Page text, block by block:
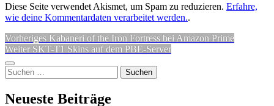
Diese Seite verwendet Akismet, um Spam zu reduzieren. Erfahre,
wie deine Kommentardaten verarbeitet werden..
Beitragsnavigation
Vorheriges Vorheriger
Beitrag:
Kabaneri of the Iron Fortress bei Amazon Prime
Weiter Nächster
SKT-T1 Skins auf dem PBE-Server
Seitenleiste
Suchen
nach:
Neueste Beiträge